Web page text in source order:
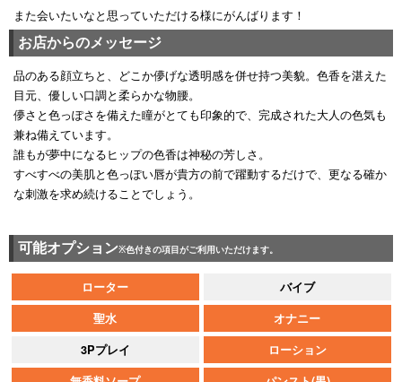
また会いたいなと思っていただける様にがんばります！
お店からのメッセージ
品のある顔立ちと、どこか儚げな透明感を併せ持つ美貌。色香を湛えた
目元、優しい口調と柔らかな物腰。
儚さと色っぽさを備えた瞳がとても印象的で、完成された大人の色気も
兼ね備えています。
誰もが夢中になるヒップの色香は神秘の芳しさ。
すべすべの美肌と色っぽい唇が貴方の前で躍動するだけで、更なる確か
な刺激を求め続けることでしょう。
可能オプション※色付きの項目がご利用いただけます。
ローター
バイブ
聖水
オナニー
3Pプレイ
ローション